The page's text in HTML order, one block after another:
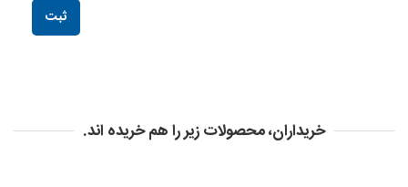
خریداران، محصولات زیر را هم خریده اند.